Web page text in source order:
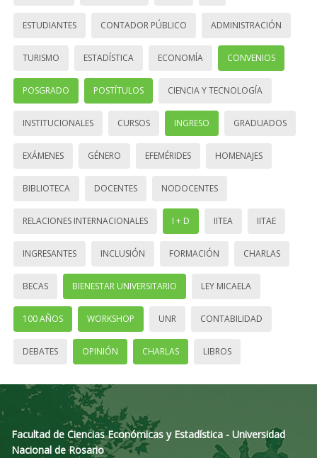
ESTUDIANTES CONTADOR PÚBLICO ADMINISTRACIÓN
TURISMO ESTADÍSTICA ECONOMÍA CONVENIOS
POSGRADO POSTÍTULOS CIENCIA Y TECNOLOGÍA
INSTITUCIONALES CURSOS INGRESO GRADUADOS
EXÁMENES GÉNERO EFEMÉRIDES HOMENAJES
BIBLIOTECA DOCENTES NODOCENTES
RELACIONES INTERNACIONALES I + D IITEA IITAE
INGRESANTES INCLUSIÓN FORMACIÓN CHARLAS
BECAS BIENESTAR UNIVERSITARIO LEY MICAELA
100 AÑOS WORKSHOP UNR CONTABILIDAD
DEBATES OPINIÓN CHARLAS LIBROS
Facultad de Ciencias Económicas y Estadística - Universidad
Nacional de Rosario